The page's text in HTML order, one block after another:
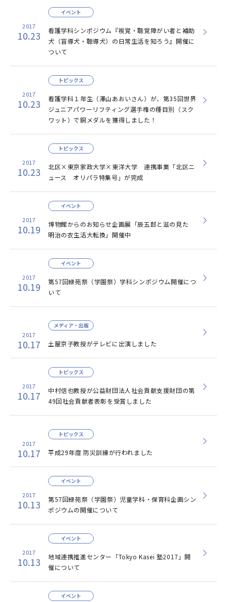
2017
10.23
看護学科シンポジウム『視覚・聴覚障がい者と補助
犬（盲導犬・聴導犬）の日常生活を知ろう』開催に
ついて
イベント
2017
10.23
看護学科１年生（澤山あおいさん）が、第35回世界
ジュニアパワーリフティング選手権の種目別（スク
ワット）で銅メダルを獲得しました！
トピックス
2017
10.23
北区×東京家政大学×東洋大学 連携事業「北区ニ
ュース オリパラ特集号」が完成
トピックス
2017
10.19
博物館からのお知らせ企画展「辰五郎と滋の見た
明治の衣生活大転換」開催中
イベント
2017
10.19
第57回緑苑祭（学園祭）学科シンポジウム開催につ
いて
イベント
2017
10.17 土屋京子教授がテレビに出演しました
メディア・出版
2017
10.17
中村信也教授が公益財団法人社会貢献支援財団の第
49回社会貢献者表彰を受賞しました
トピックス
2017
10.17 平成29年度 防災訓練が行われました
トピックス
2017
10.13
第57回緑苑祭（学園祭）児童学科・保育科企画シン
ポジウムの開催について
イベント
2017
10.13
地域連携推進センター「Tokyo Kasei 塾2017」開
催について
イベント
イベント